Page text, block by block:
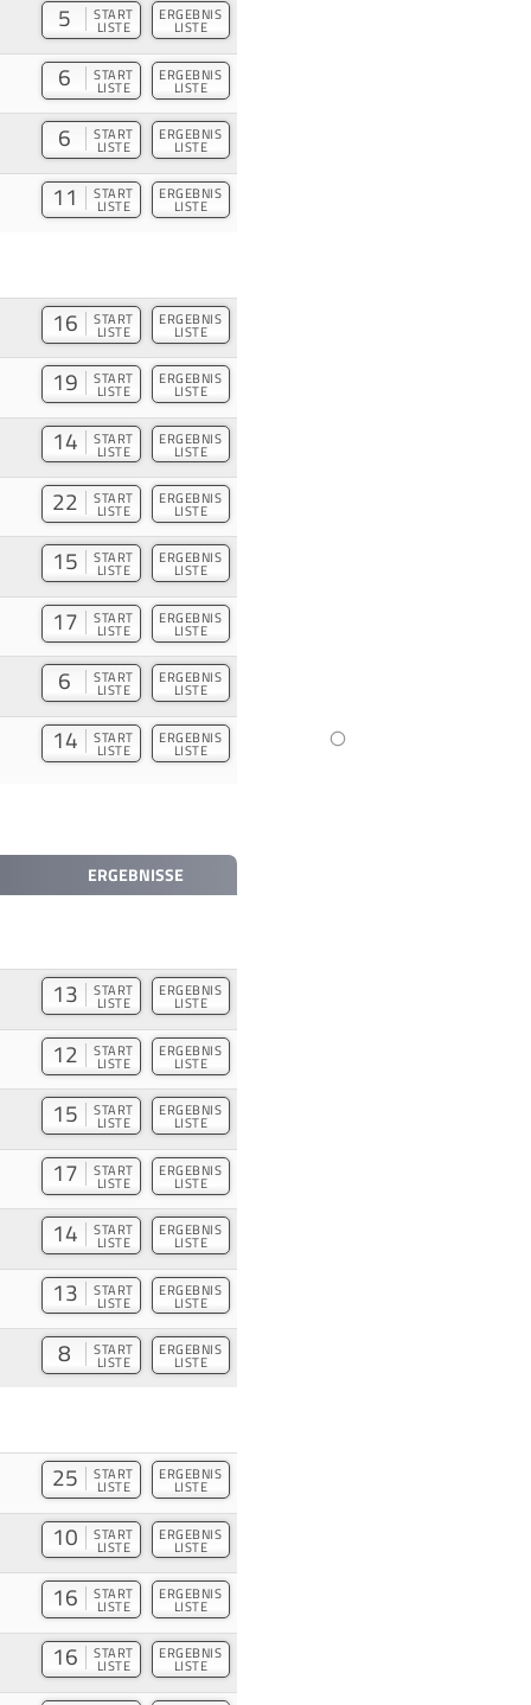
5 START
LISTE
ERGEBNIS
LISTE
6 START
LISTE
ERGEBNIS
LISTE
6 START
LISTE
ERGEBNIS
LISTE
11 START
LISTE
ERGEBNIS
LISTE
16 START
LISTE
ERGEBNIS
LISTE
19 START
LISTE
ERGEBNIS
LISTE
14 START
LISTE
ERGEBNIS
LISTE
22 START
LISTE
ERGEBNIS
LISTE
15 START
LISTE
ERGEBNIS
LISTE
17 START
LISTE
ERGEBNIS
LISTE
6 START
LISTE
ERGEBNIS
LISTE
14 START
LISTE
ERGEBNIS
LISTE
ERGEBNISSE
13 START
LISTE
ERGEBNIS
LISTE
12 START
LISTE
ERGEBNIS
LISTE
15 START
LISTE
ERGEBNIS
LISTE
17 START
LISTE
ERGEBNIS
LISTE
14 START
LISTE
ERGEBNIS
LISTE
13 START
LISTE
ERGEBNIS
LISTE
8 START
LISTE
ERGEBNIS
LISTE
25 START
LISTE
ERGEBNIS
LISTE
10 START
LISTE
ERGEBNIS
LISTE
16 START
LISTE
ERGEBNIS
LISTE
16 START
LISTE
ERGEBNIS
LISTE